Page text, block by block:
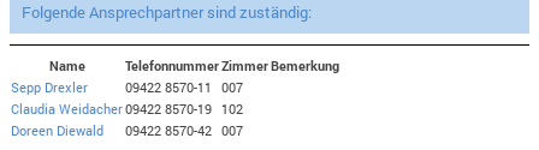
Folgende Ansprechpartner sind zuständig:
Name TelefonnummerZimmerBemerkung
Sepp Drexler
09422 8570-11
007
Claudia Weidacher09422 8570-19 102
Doreen Diewald
09422 8570-42 007